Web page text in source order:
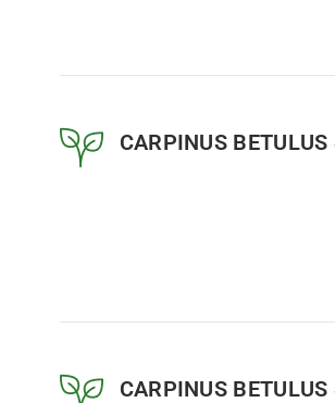
CARPINUS
CARPINUS